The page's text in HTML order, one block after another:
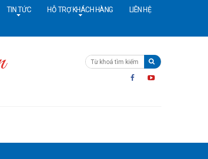
TIN TỨC HỖ TRỢ KHÁCH HÀNG LIÊN HỆ